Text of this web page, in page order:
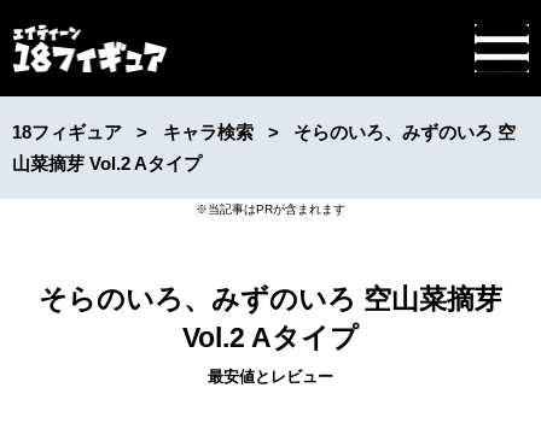
18フィギュア キャラ検索
そらのいろ、みずのいろ 空
山菜摘芽 Vol.2 Aタイプ
そらのいろ、みずのいろ 空山菜摘芽
Vol.2 Aタイプ
最安値とレビュー